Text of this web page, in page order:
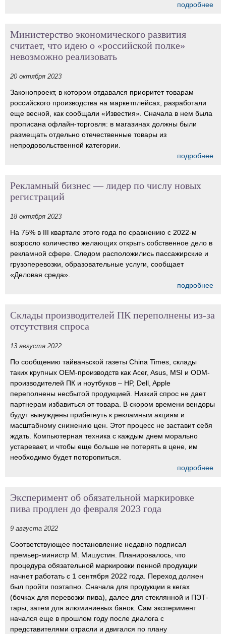
подробнее
Министерство экономического развития
считает, что идею о «российской полке»
невозможно реализовать
20 октября 2023
Законопроект, в котором отдавался приоритет товарам
российского производства на маркетплейсах, разработали
еще весной, как сообщали «Известия». Сначала в нем была
прописана офлайн-торговля: в магазинах должны были
размещать отдельно отечественные товары из
непродовольственной категории.
подробнее
Рекламный бизнес — лидер по числу новых
регистраций
18 октября 2023
На 75% в III квартале этого года по сравнению с 2022-м
возросло количество желающих открыть собственное дело в
рекламной сфере. Следом расположились пассажирские и
грузоперевозки, образовательные услуги, сообщает
«Деловая среда».
подробнее
Склады производителей ПК переполнены из-за
отсутствия спроса
13 августа 2022
По сообщению тайваньской газеты China Times, склады
таких крупных OEM-производств как Acer, Asus, MSI и ODM-
производителей ПК и ноутбуков – HP, Dell, Apple
переполнены несбытой продукцией. Низкий спрос не дает
партнерам избавиться от товара. В скором времени вендоры
будут вынуждены прибегнуть к рекламным акциям и
масштабному снижению цен. Этот процесс не заставит себя
ждать. Компьютерная техника с каждым днем морально
устаревает, и чтобы еще больше не потерять в цене, им
необходимо будет поторопиться.
подробнее
Эксперимент об обязательной маркировке
пива продлен до февраля 2023 года
9 августа 2022
Соответствующее постановление недавно подписал
премьер-министр М. Мишустин. Планировалось, что
процедура обязательной маркировки пенной продукции
начнет работать с 1 сентября 2022 года. Переход должен
был пройти поэтапно. Сначала для продукции в кегах
(бочках для перевозки пива), далее для стеклянной и ПЭТ-
тары, затем для алюминиевых банок. Сам эксперимент
начался еще в прошлом году после диалога с
представителями отрасли и двигался по плану